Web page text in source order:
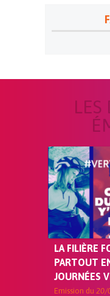
LES
LA FILIÈRE
PARTOUT
JOURNÉES
Emission du 20/